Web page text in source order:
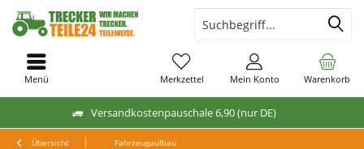
Versandkostenpauschale 6,90 (nur DE)
Warenkorb
Merkzettel Mein Konto
Menü
Übersicht Fahrzeugaufbau